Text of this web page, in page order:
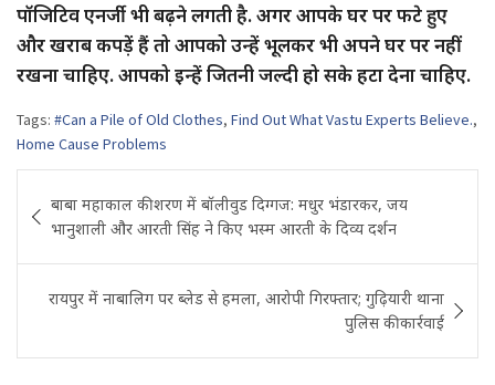
पॉजिटिव एनर्जी भी बढ़ने लगती है. अगर आपके घर पर फटे हुए
और खराब कपड़ें हैं तो आपको उन्हें भूलकर भी अपने घर पर नहीं
रखना चाहिए. आपको इन्हें जितनी जल्दी हो सके हटा देना चाहिए.
Tags: #Can a Pile of Old Clothes, Find Out What Vastu Experts Believe.,
Home Cause Problems
navigation
बाबा महाकाल की शरण में बॉलीवुड दिग्गज: मधुर भंडारकर, जय
भानुशाली और आरती सिंह ने किए भस्म आरती के दिव्य दर्शन
रायपुर में नाबालिग पर ब्लेड से हमला, आरोपी गिरफ्तार; गुढ़ियारी थाना
पुलिस की कार्रवाई